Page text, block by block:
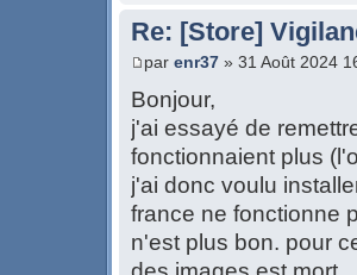
Re: [Store]
par enr37 » 31 Août 2024
Bonjour,
j'ai essayé de
fonctionnaient plus
j'ai donc voulu
france ne fonctionne
n'est plus bon. pour